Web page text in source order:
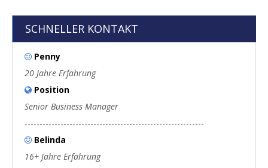
SCHNELLER KONTAKT
 Penny
20 Jahre Erfahrung
 Position
Senior Business Manager
------------------------------------------------------------
 Belinda
16+ Jahre Erfahrung